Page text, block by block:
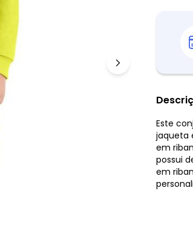
Este
jaqueta
em
possui
em